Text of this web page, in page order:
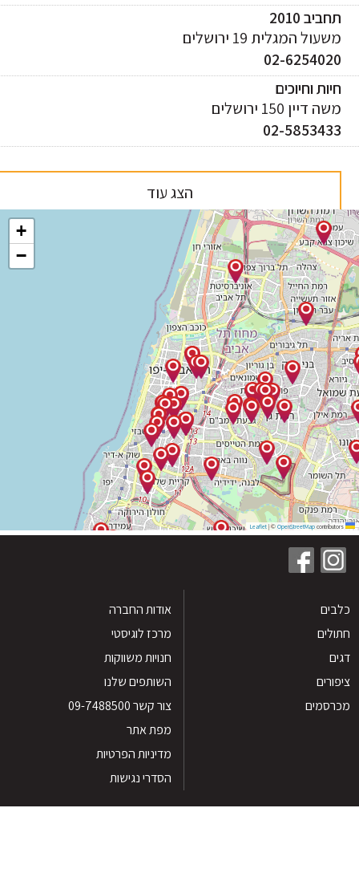
2010
המגלית 19 ירושלים
02-
וחיוכים
150 ירושלים
02-
הצג עוד
|©OpenStreetMap
אודות החברה
מרכז לוגיסטי
חנויות משווקות
השותפים שלנו
צור קשר 09-7488500
מפת אתר
מדיניות הפרטיות
הסדרי נגישות